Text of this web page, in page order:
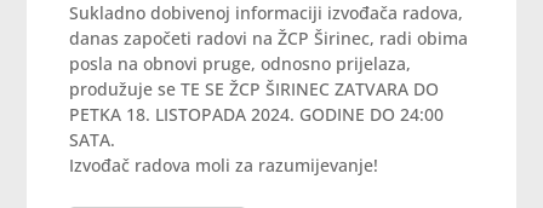
Sukladno dobivenoj informaciji izvođača radova,
danas započeti radovi na ŽCP Širinec, radi obima
posla na obnovi pruge, odnosno prijelaza,
produžuje se TE SE ŽCP ŠIRINEC ZATVARA DO
PETKA 18. LISTOPADA 2024. GODINE DO 24:00
SATA.
Izvođač radova moli za razumijevanje!